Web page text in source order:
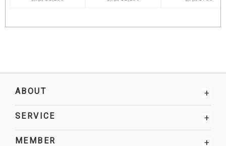
ABOUT +
SERVICE +
MEMBER +